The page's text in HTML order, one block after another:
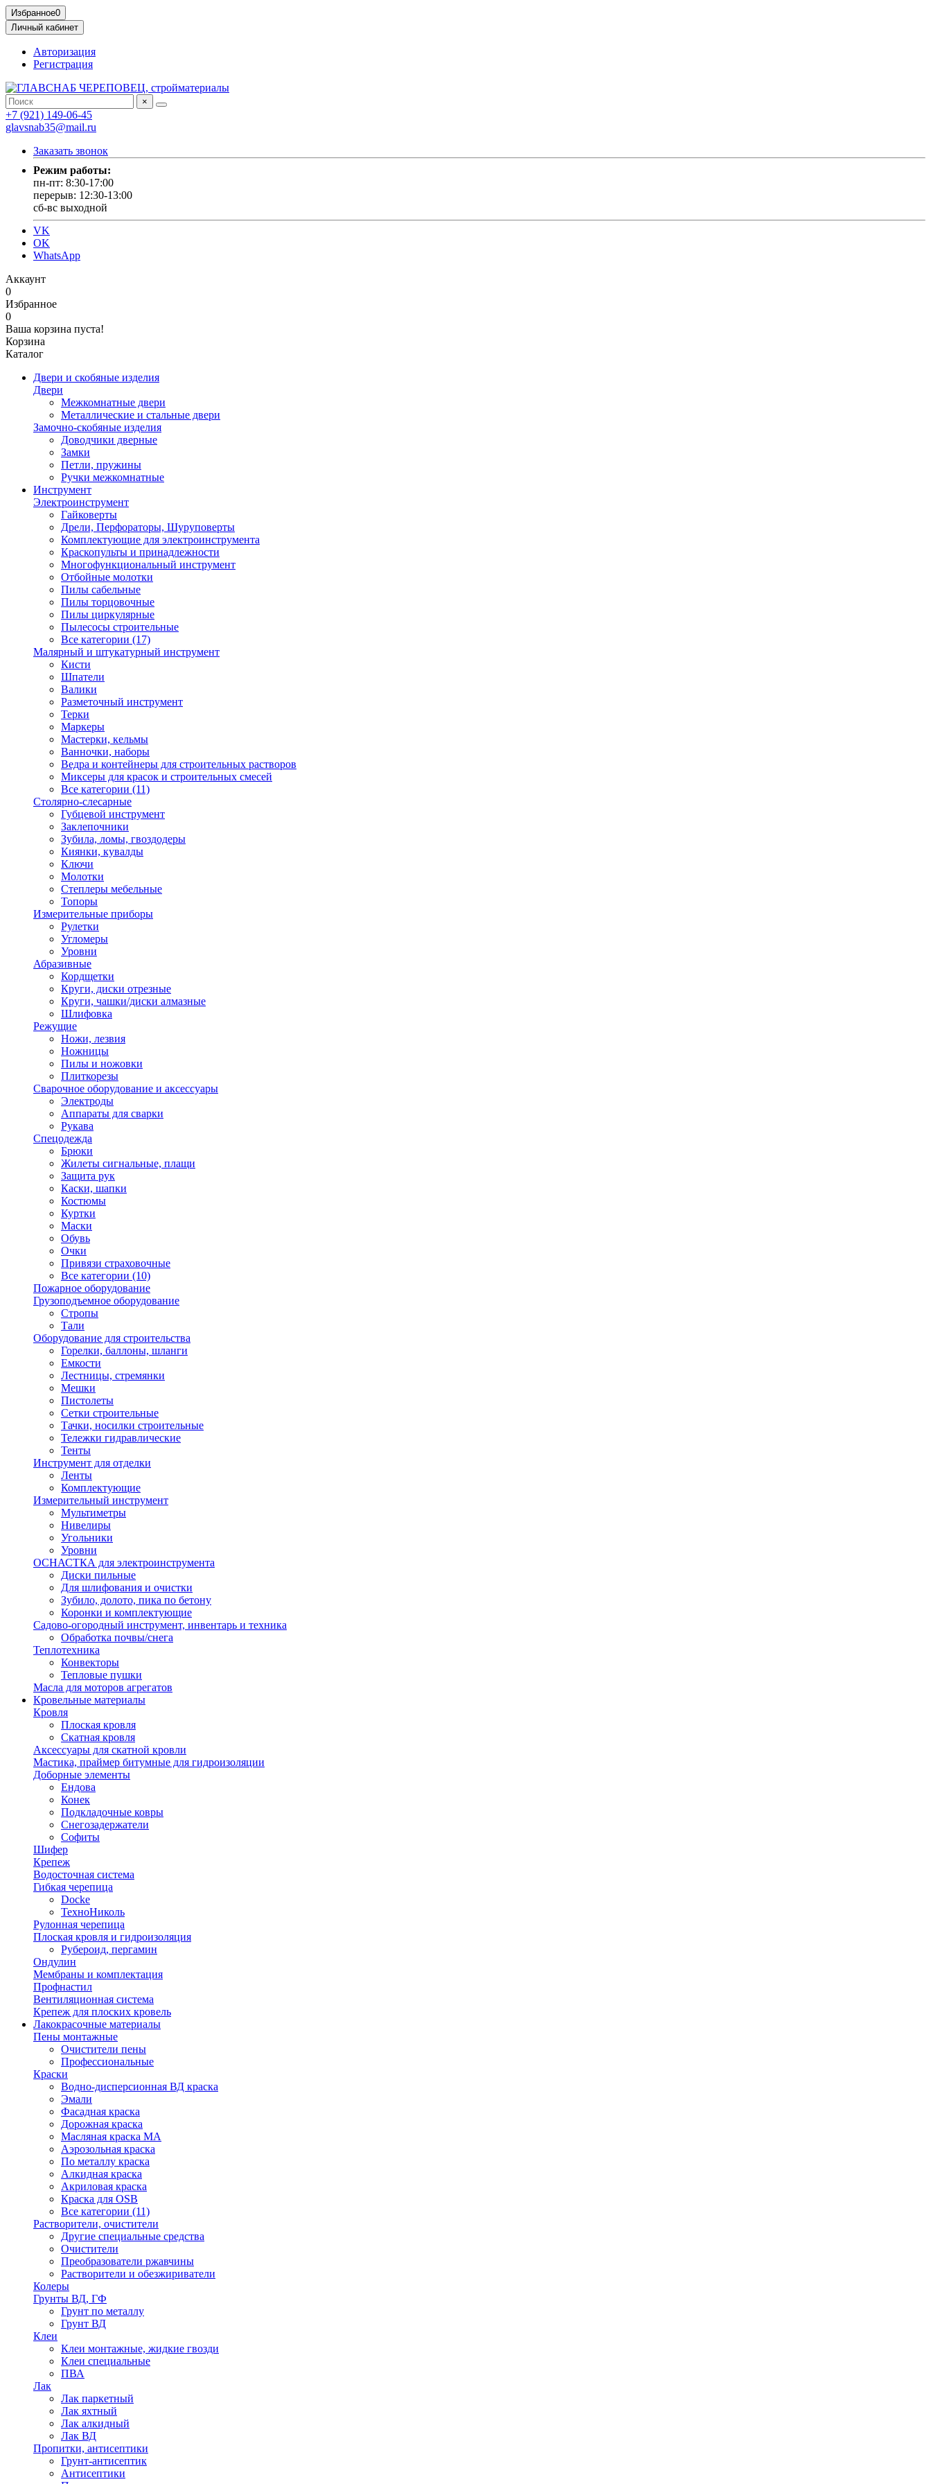
Избранное0
Личный кабинет
Авторизация
Регистрация
×
+7 (921) 149-06-45
glavsnab35@mail.ru
Заказать звонок
Режим работы:
пн-пт: 8:30-17:00
перерыв: 12:30-13:00
сб-вс выходной
VK
OK
WhatsApp
Аккаунт
0
Избранное
0
Ваша корзина пуста!
Корзина
Каталог
Двери и скобяные изделия
Двери
Межкомнатные двери
Металлические и стальные двери
Замочно-скобяные изделия
Доводчики дверные
Замки
Петли, пружины
Ручки межкомнатные
Инструмент
Электроинструмент
Гайковерты
Дрели, Перфораторы, Шуруповерты
Комплектующие для электроинструмента
Краскопульты и принадлежности
Многофункциональный инструмент
Отбойные молотки
Пилы сабельные
Пилы торцовочные
Пилы циркулярные
Пылесосы строительные
Все категории (17)
Малярный и штукатурный инструмент
Кисти
Шпатели
Валики
Разметочный инструмент
Терки
Маркеры
Мастерки, кельмы
Ванночки, наборы
Ведра и контейнеры для строительных растворов
Миксеры для красок и строительных смесей
Все категории (11)
Столярно-слесарные
Губцевой инструмент
Заклепочники
Зубила, ломы, гвоздодеры
Киянки, кувалды
Ключи
Молотки
Степлеры мебельные
Топоры
Измерительные приборы
Рулетки
Угломеры
Уровни
Абразивные
Кордщетки
Круги, диски отрезные
Круги, чашки/диски алмазные
Шлифовка
Режущие
Ножи, лезвия
Ножницы
Пилы и ножовки
Плиткорезы
Сварочное оборудование и аксессуары
Электроды
Аппараты для сварки
Рукава
Спецодежда
Брюки
Жилеты сигнальные, плащи
Защита рук
Каски, шапки
Костюмы
Куртки
Маски
Обувь
Очки
Привязи страховочные
Все категории (10)
Пожарное оборудование
Грузоподъемное оборудование
Стропы
Тали
Оборудование для строительства
Горелки, баллоны, шланги
Емкости
Лестницы, стремянки
Мешки
Пистолеты
Сетки строительные
Тачки, носилки строительные
Тележки гидравлические
Тенты
Инструмент для отделки
Ленты
Комплектующие
Измерительный инструмент
Мультиметры
Нивелиры
Угольники
Уровни
ОСНАСТКА для электроинструмента
Диски пильные
Для шлифования и очистки
Зубило, долото, пика по бетону
Коронки и комплектующие
Садово-огородный инструмент, инвентарь и техника
Обработка почвы/снега
Теплотехника
Конвекторы
Тепловые пушки
Масла для моторов агрегатов
Кровельные материалы
Кровля
Плоская кровля
Скатная кровля
Аксессуары для скатной кровли
Мастика, праймер битумные для гидроизоляции
Доборные элементы
Ендова
Конек
Подкладочные ковры
Снегозадержатели
Софиты
Шифер
Крепеж
Водосточная система
Гибкая черепица
Docke
ТехноНиколь
Рулонная черепица
Плоская кровля и гидроизоляция
Рубероид, пергамин
Ондулин
Мембраны и комплектация
Профнастил
Вентиляционная система
Крепеж для плоских кровель
Лакокрасочные материалы
Пены монтажные
Очистители пены
Профессиональные
Краски
Водно-дисперсионная ВД краска
Эмали
Фасадная краска
Дорожная краска
Масляная краска МА
Аэрозольная краска
По металлу краска
Алкидная краска
Акриловая краска
Краска для OSB
Все категории (11)
Растворители, очистители
Другие специальные средства
Очистители
Преобразователи ржавчины
Растворители и обезжириватели
Колеры
Грунты ВД, ГФ
Грунт по металлу
Грунт ВД
Клеи
Клеи монтажные, жидкие гвозди
Клеи специальные
ПВА
Лак
Лак паркетный
Лак яхтный
Лак алкидный
Лак ВД
Пропитки, антисептики
Грунт-антисептик
Антисептики